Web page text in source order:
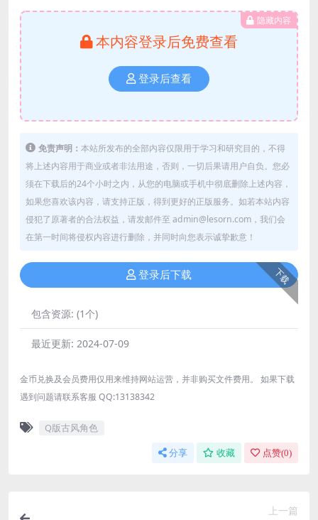
隐藏内容
本内容登录后免费查看
登录后查看
免责声明： 本站所发布的全部内容仅限用于学习和研究目的，不得
将上述内容用于商业或者非法用途，否则，一切后果请用户自负。您必
须在下载后的24个小时之内，从您的电脑或手机中彻底删除上述内容，
如果您喜欢该内容，请支持正版，得到更好的正版服务。如若本站内容
侵犯了原著者的合法权益，请发邮件至 admin@lesorn.com，我们会
在第一时间将侵权内容进行删除，并同时向您表示诚挚歉意！
下载
登录后下载
包含资源: (1个)
最近更新: 2024-07-09
金币兑换及会员费用仅用来维持网站运营，并非购买文件费用。 如果下载
遇到问题请联系客服 QQ:13138342
Q版古风角色
分享 收藏 点赞(0)
上一篇